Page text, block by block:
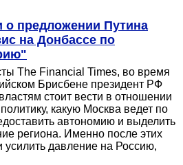
о предложении Путина
на Донбассе по
The Financial Times, во время
Брисбене президент РФ
стоит вести в отношении
какую Москва ведет по
автономию и выделить
региона. Именно после этих
давление на Россию,